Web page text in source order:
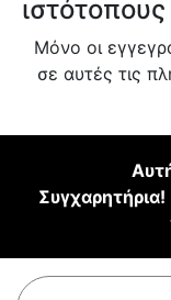
ιστότοπους
Μόνο οι
σε αυτές τις
Συγχαρητήρια!